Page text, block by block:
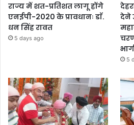
राज्य में शत-प्रतिशत लागू होंगे
एनईपी-2020 के प्रावधानः डाॅ.
धन सिंह रावत
5 days ago
देने
5